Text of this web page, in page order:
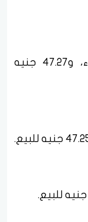
المصرف المتحد: 47.17 جنيه للشراء، و47.27 جنيه